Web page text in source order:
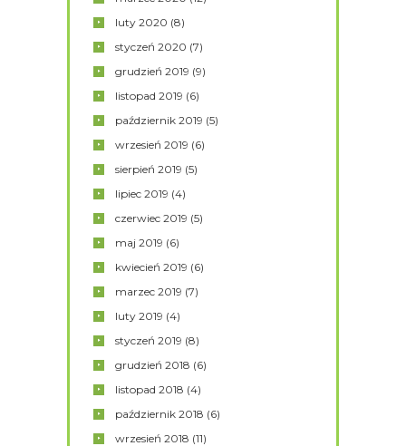
luty2020 (8)
styczeń2020 (7)
grudzień2019 (9)
listopad2019 (6)
październik2019 (5)
wrzesień2019 (6)
sierpień2019 (5)
lipiec2019 (4)
czerwiec2019 (5)
maj2019 (6)
kwiecień2019 (6)
marzec2019 (7)
luty2019 (4)
styczeń2019 (8)
grudzień2018 (6)
listopad2018 (4)
październik2018 (6)
wrzesień2018 (11)